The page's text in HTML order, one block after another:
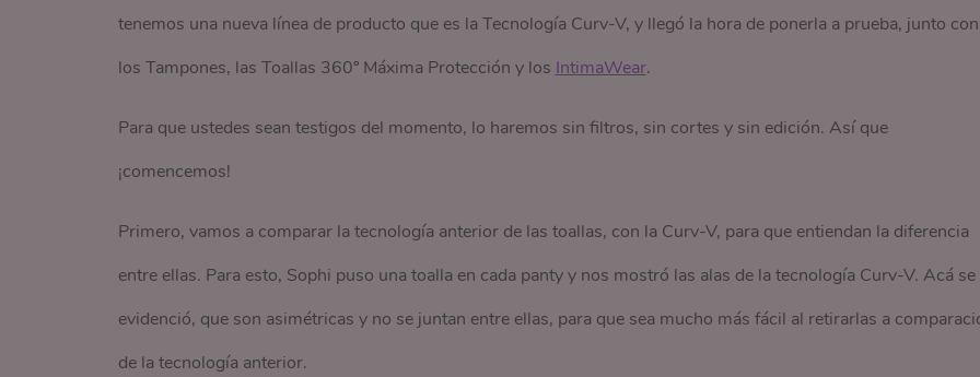
tenemos una nueva línea de producto que es la Tecnología Curv-V, y llegó la hora de ponerla a prueba, junto con
los Tampones, las Toallas 360º Máxima Protección y los IntimaWear.
Para que ustedes sean testigos del momento, lo haremos sin filtros, sin cortes y sin edición. Así que
¡comencemos!
Primero, vamos a comparar la tecnología anterior de las toallas, con la Curv-V, para que entiendan la diferencia
entre ellas. Para esto, Sophi puso una toalla en cada panty y nos mostró las alas de la tecnología Curv-V. Acá se
evidenció, que son asimétricas y no se juntan entre ellas, para que sea mucho más fácil al retirarlas a
de la tecnología anterior.